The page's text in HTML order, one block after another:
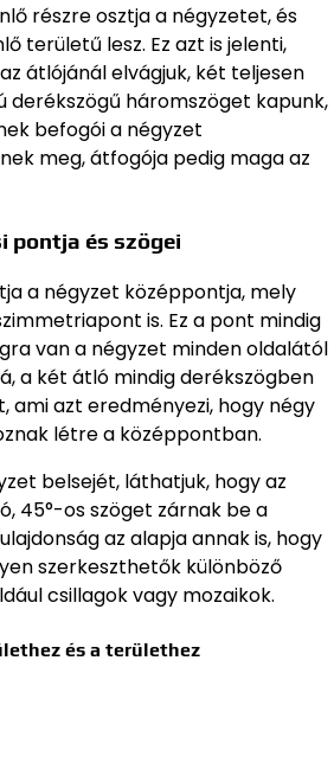
részre osztja a négyzetet, és
területű lesz. Ez azt is jelenti,
átlójánál elvágjuk, két teljesen
derékszögű háromszöget kapunk,
befogói a négyzet
meg, átfogója pedig maga az
pontja és szögei
a négyzet középpontja, mely
is. Ez a pont mindig
van a négyzet minden oldalától
a két átló mindig derékszögben
ami azt eredményezi, hogy négy
létre a középpontban.
belsejét, láthatjuk, hogy az
45°-os szöget zárnak be a
az alapja annak is, hogy
szerkeszthetők különböző
csillagok vagy mozaikok.
és a területhez